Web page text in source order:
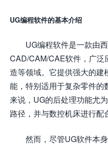
UG编程软件的基本介绍
UG编程软件是一款由
CAD/CAM/CAE软件，广泛
造等领域。它提供强大的建
能，特别适用于复杂零件的
来说，UG的后处理功能尤
路径，并与数控机床进行配
然而，尽管UG软件本